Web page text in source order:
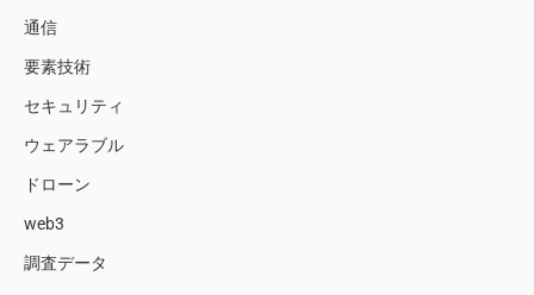
通信
要素技術
セキュリティ
ウェアラブル
ドローン
web3
調査データ